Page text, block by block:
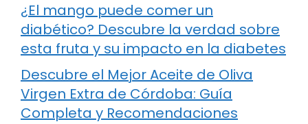
¿El mango puede comer un
diabético? Descubre la verdad sobre
esta fruta y su impacto en la diabetes
Descubre el Mejor Aceite de Oliva
Virgen Extra de Córdoba: Guía
Completa y Recomendaciones